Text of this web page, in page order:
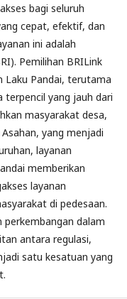
bagi seluruh
cepat, efektif, dan
ini adalah
Pemilihan BRILink
Laku Pandai, terutama
terpencil yang jauh dari
masyarakat desa,
yang menjadi
layanan
memberikan
layanan
di pedesaan.
perkembangan dalam
antara regulasi,
satu kesatuan yang